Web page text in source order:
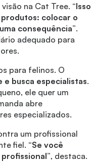
na Cat Tree. “Isso
colocar o
consequência”.
adequado para
para felinos. O
busca especialistas.
ele quer um
abre
especializados.
um profissional
fiel. “Se você
, destaca.